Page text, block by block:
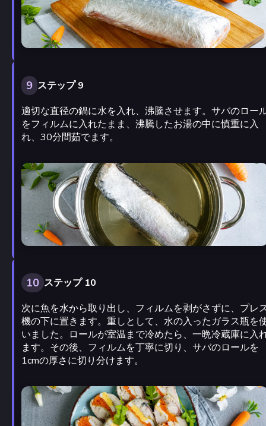
9 ステップ 9
適切な直径の鍋に水を入れ、沸騰させます。サバのロー
をフィルムに入れたまま、沸騰したお湯の中に慎重に入
れ、30分間茹でます。
10 ステップ 10
次に魚を水から取り出し、フィルムを剥がさずに、プレ
機の下に置きます。重しとして、水の入ったガラス瓶を
いました。ロールが室温まで冷めたら、一晩冷蔵庫に入
ます。その後、フィルムを丁寧に切り、サバのロールを
1cmの厚さに切り分けます。